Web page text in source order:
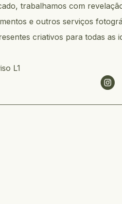
trabalhamos com
e outros serviços
criativos para todas as
L1